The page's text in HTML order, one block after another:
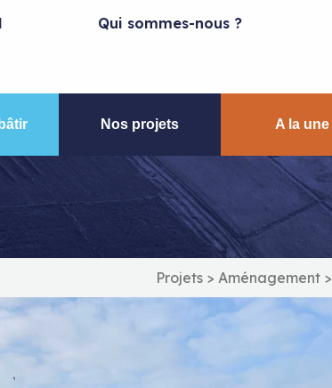
Qui sommes-nous ?
Nos projets A la une
Projets> Aménagement>